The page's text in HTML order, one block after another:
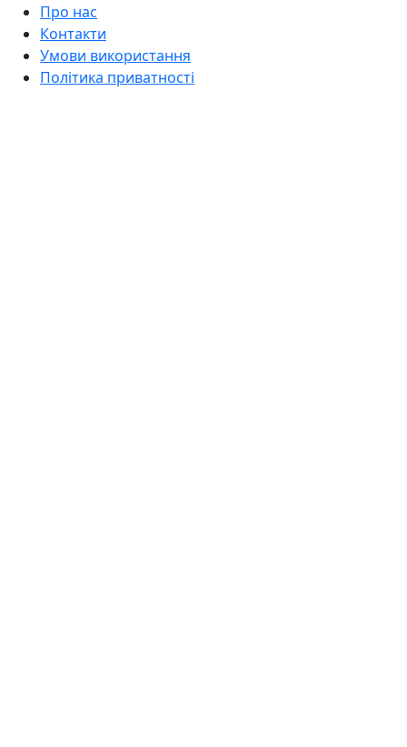
Про нас
Контакти
Умови використання
Політика приватності